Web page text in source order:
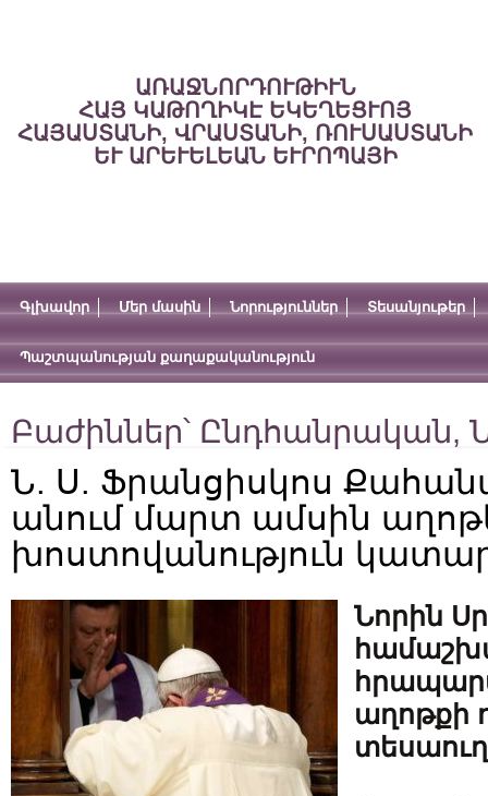
ԱՌԱՋՆՈՐԴՈՒԹԻՒՆ
ՀԱՅ ԿԱԹՈՂԻԿԷ ԵԿԵՂԵՑՒՈՅ
ՀԱՅԱՍՏԱՆԻ, ՎՐԱՍՏԱՆԻ, ՌՈՒՍԱՍՏԱՆԻ
ԵՒ ԱՐԵՒԵԼԵԱՆ ԵՒՐՈՊԱՅԻ
Գլխավոր Մեր մասին Նորություններ Տեսանյութեր
Պաշտպանության քաղաքականություն
Բաժիններ՝ Ընդհանրական,
Ն. Ս. Ֆրանցիսկոս
անում մարտ ամսին
խոստովանություն
Նորին
աղոթքի